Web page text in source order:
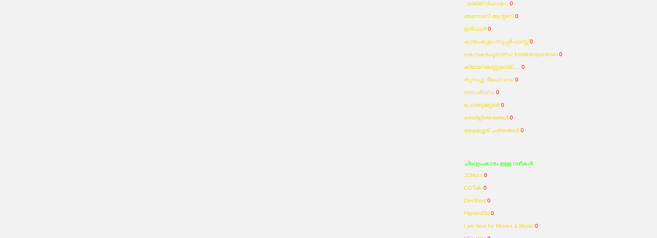
::ബ്രിജ്‌ വിഹാരം:: 0
അനോണി ആന്റണി0
ഇടിവാള്‍ 0
കായംകുളം സൂപ്പര്‍ഫാസ്റ്റ്0
കൊടകരപുരാണം| kodakarapuranam 0
ക്യാമറക്കണ്ണുമായ്….. 0
തുമ്പപ്പൂ റീലോഡഡ്0
നന്ദപര്‍വ്വം 0
പോങ്ങുമ്മൂടന്‍ 0
ബെര്‍ളിത്തരങ്ങള്‍ 0
മങ്കലശ്ശേരി ചരിതങ്ങള്‍ 0
ചില ഉപകാരം ഉള്ള വഴികള്‍
3Dbuzz 0
CGTalk 0
DevShed 0
Hignend3d 0
I am here for Movies & Music 0